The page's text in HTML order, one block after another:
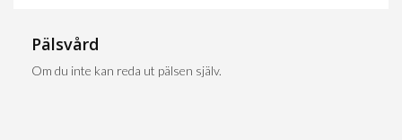
Pälsvård
Om du inte kan reda ut pälsen själv.